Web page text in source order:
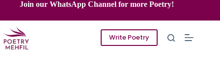
content
Join our WhatsApp Channel for more Poetry!
Write Poetry